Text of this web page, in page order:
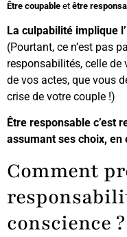
Être coupable et être
La culpabilité implique
(Pourtant, ce n’est pas
responsabilités, celle de
de vos actes, que vous
crise de votre couple !)
Être responsable c’est
assumant ses choix, en
Comment
conscience ?